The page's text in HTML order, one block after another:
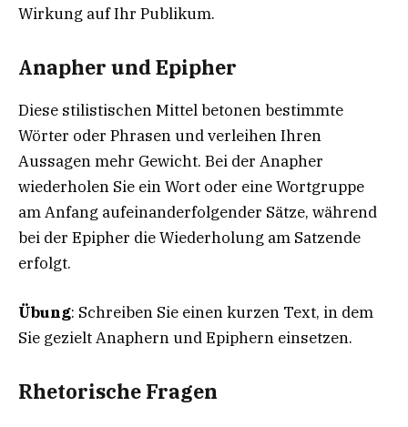
Wirkung auf Ihr Publikum.
Anapher und Epipher
Diese stilistischen Mittel betonen bestimmte
Wörter oder Phrasen und verleihen Ihren
Aussagen mehr Gewicht. Bei der Anapher
wiederholen Sie ein Wort oder eine Wortgruppe
am Anfang aufeinanderfolgender Sätze, während
bei der Epipher die Wiederholung am Satzende
erfolgt.
Übung: Schreiben Sie einen kurzen Text, in dem
Sie gezielt Anaphern und Epiphern einsetzen.
Rhetorische Fragen